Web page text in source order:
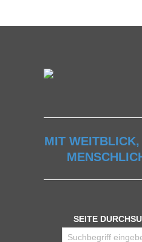
H
U
E
MIT
SEITE